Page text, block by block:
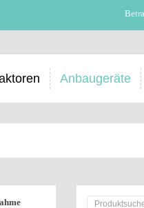
Anbaugeräte